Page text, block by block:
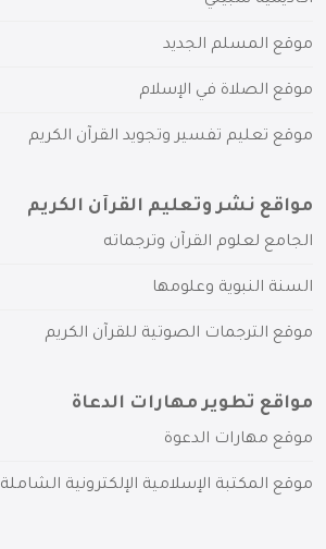
موقع المسلم الجديد
موقع الصلاة في الإسلام
موقع تعليم تفسير وتجويد القرآن الكريم
مواقع نشر وتعليم القرآن الكريم
الجامع لعلوم القرآن وترجماته
السنة النبوية وعلومها
موقع الترجمات الصوتية للقرآن الكريم
مواقع تطوير مهارات الدعاة
موقع مهارات الدعوة
موقع المكتبة الإسلامية الإلكترونية الشاملة